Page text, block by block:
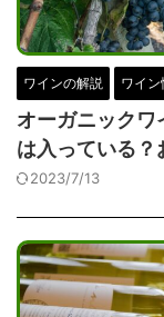
ワインの解説 ワイン
オーガニックワ
は入っている？
2023/7/13